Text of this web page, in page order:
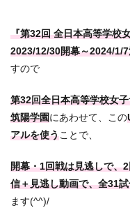
『第32回 全日本高等学校
2023/12/30開幕～2024/1/
すので
第32回全日本高等学校女
筑陽学園にあわせて、この
アルを使うことで、
開幕・1回戦は見逃しで、
信＋見逃し動画で、全31
ます(^^)/